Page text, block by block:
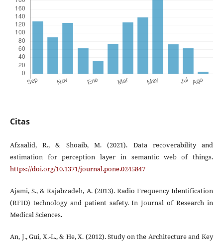
Citas
Afzaalid, R., & Shoaib, M. (2021). Data recoverability and
estimation for perception layer in semantic web of things.
https://doi.org/10.1371/journal.pone.0245847
Ajami, S., & Rajabzadeh, A. (2013). Radio Frequency Identification
(RFID) technology and patient safety. In Journal of Research in
Medical Sciences.
An, J., Gui, X.-L., & He, X. (2012). Study on the Architecture and Key